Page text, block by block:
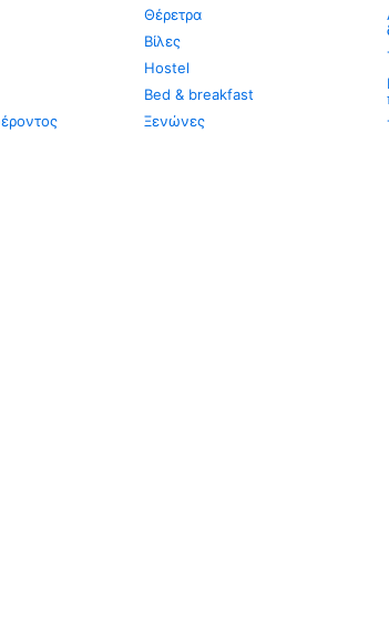
Θέρετρα
Βίλες
Hostel
Bed & breakfast
Ξενώνες